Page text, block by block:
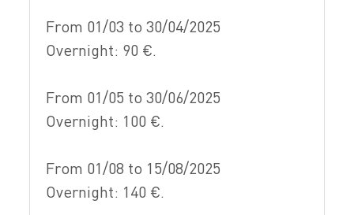
From 01/03 to 30/04/2025
Overnight: 90 €.
From 01/05 to 30/06/2025
Overnight: 100 €.
From 01/08 to 15/08/2025
Overnight: 140 €.